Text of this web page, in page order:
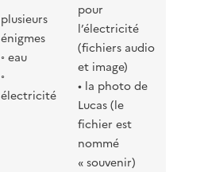
plusieurs
énigmes
◦ eau
◦
électricité
pour
l’électricité
(fichiers audio
et image)
• la photo de
Lucas (le
fichier est
nommé
« souvenir)